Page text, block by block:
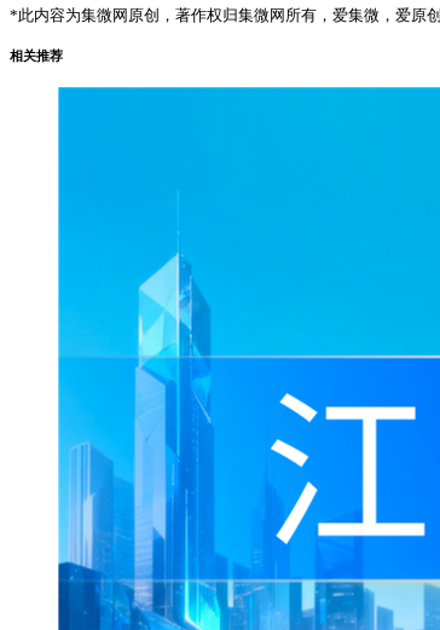
*此内容为集微网原创，著作权归集微网所有，爱集微，爱原创
相关推荐